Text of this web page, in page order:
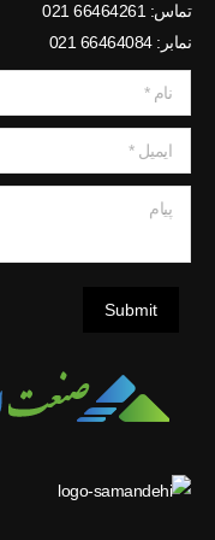
تماس: 66464261 021
نمابر: 66464084 021
نام *
ایمیل *
Submit